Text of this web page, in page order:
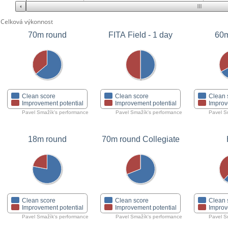
Celková výkonnost
70m round
Clean score
Improvement potential
Pavel Smažík's performance
FITA Field - 1 day
Clean score
Improvement potential
Pavel Smažík's performance
Clean
Pavel
18m round
Clean score
Improvement potential
Pavel Smažík's performance
70m round Collegiate
Clean score
Improvement potential
Pavel Smažík's performance
Clean
Pavel